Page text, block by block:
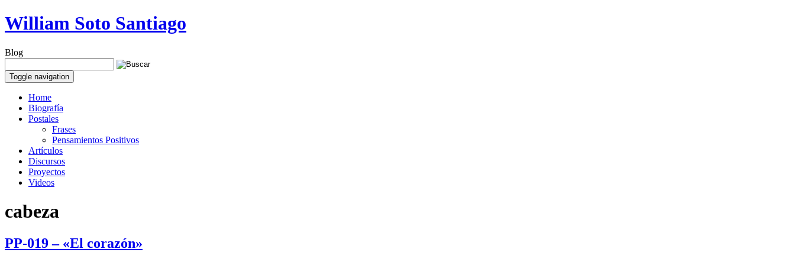
William Soto Santiago
Blog
Toggle navigation
Home
Biografía
Postales
Frases
Pensamientos Positivos
Artículos
Discursos
Proyectos
Videos
cabeza
PP-019 – «El corazón»